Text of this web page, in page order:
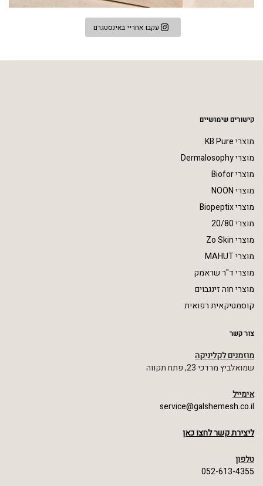
עקבו אחריי באינסטגרם
קישורים שימושיים
מוצרי KB Pure
מוצרי Dermalosophy
מוצרי Biofor
מוצרי NOON
מוצרי Biopeptix
מוצרי 20/80
מוצרי Zo Skin
מוצרי MAHUT
מוצרי ד"ר שראמק
מוצרי חוה זינגבוים
קוסמטיקאית רפואית
צור קשר
מוזמנים לקליניקה
שמואלביץ מרדכי 23, פתח תקווה
אימייל
service@galshemesh.co.il
ליצירת קשר לחצו כאן
טלפון
052-613-4355